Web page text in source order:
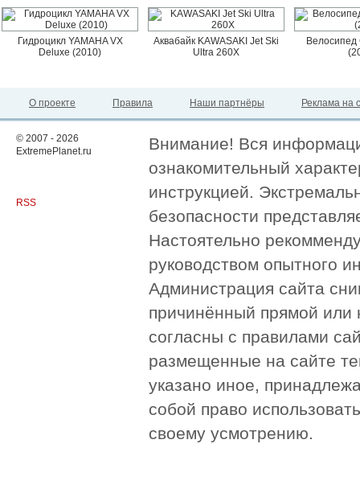
Гидроцикл YAMAHA VX
Deluxe (2010)
Аквабайк KAWASAKI Jet Ski
Ultra 260X
Велосипед
О проекте Правила Наши партнёры Реклама на
© 2007 - 2026
ExtremePlanet.ru
RSS
Внимание! Вся
ознакомительный
инструкцией.
безопасности
Настоятельно
руководством опытного
Администрация сайта
причинённый прямой или
согласны с правилами
размещенные на сайте
указано иное,
собой право
своему усмотрению.